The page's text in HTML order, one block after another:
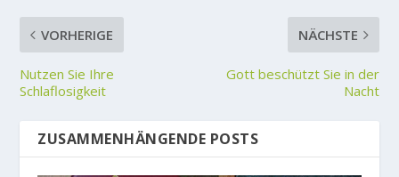
VORHERIGE
Nutzen Sie Ihre
Schlaflosigkeit
NÄCHSTE
Gott beschützt Sie in der
Nacht
ZUSAMMENHÄNGENDE POSTS